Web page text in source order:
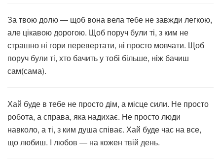
За твою долю — щоб вона вела тебе не завжди легкою,
але цікавою дорогою. Щоб поруч були ті, з ким не
страшно ні гори перевертати, ні просто мовчати. Щоб
поруч були ті, хто бачить у тобі більше, ніж бачиш
сам(сама).
Хай буде в тебе не просто дім, а місце сили. Не просто
робота, а справа, яка надихає. Не просто люди
навколо, а ті, з ким душа співає. Хай буде час на все,
що любиш. І любов — на кожен твій день.